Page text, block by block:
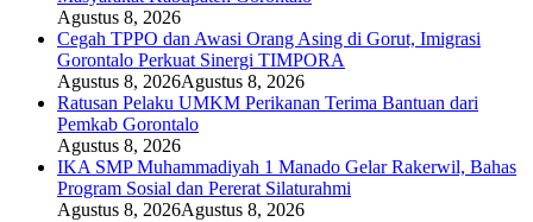
Agustus 8, 2026
Cegah TPPO dan Awasi Orang Asing di Gorut, Imigrasi
Gorontalo Perkuat Sinergi TIMPORA
Agustus 8, 2026Agustus 8, 2026
Ratusan Pelaku UMKM Perikanan Terima Bantuan dari
Pemkab Gorontalo
Agustus 8, 2026
IKA SMP Muhammadiyah 1 Manado Gelar Rakerwil, Bahas
Program Sosial dan Pererat Silaturahmi
Agustus 8, 2026Agustus 8, 2026